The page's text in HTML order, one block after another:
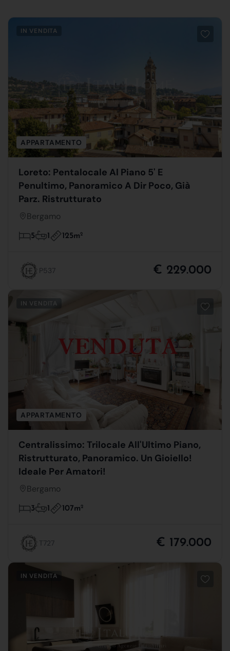
IN VENDITA
APPARTAMENTO
Loreto: Pentalocale Al Piano 5' E
Penultimo, Panoramico A Dir Poco, Già
Parz. Ristrutturato
Bergamo
5 1 125m2
P537 € 229.000
IN VENDITA
APPARTAMENTO
Centralissimo: Trilocale All'Ultimo Piano,
Ristrutturato, Panoramico. Un Gioiello!
Ideale Per Amatori!
Bergamo
3 1 107m2
T727 € 179.000
IN VENDITA